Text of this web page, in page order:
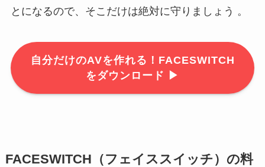
とになるので、そこだけは絶対に守りましょう 。
自分だけのAVを作れる！FACESWITCH
をダウンロード ▶
FACESWITCH（フェイススイッチ）の料